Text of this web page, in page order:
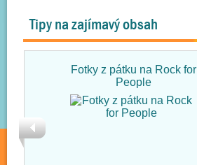
Tipy na zajímavý obsah
Fotky z pátku na Rock for
People